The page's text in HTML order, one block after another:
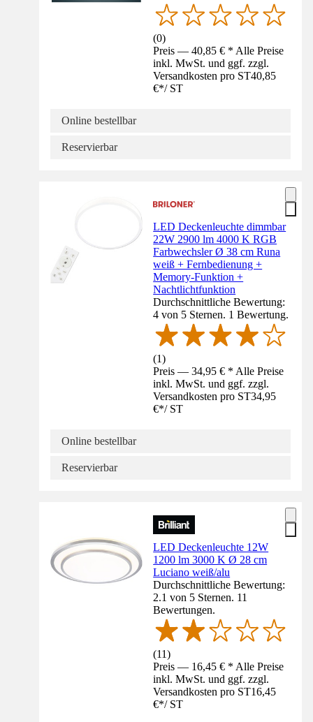
(0)
Preis — 40,85 € * Alle Preise
inkl. MwSt. und ggf. zzgl.
Versandkosten pro ST40,85
€*/ ST
Online bestellbar
Reservierbar
LED Deckenleuchte dimmbar
22W 2900 lm 4000 K RGB
Farbwechsler Ø 38 cm Runa
weiß + Fernbedienung +
Memory-Funktion +
Nachtlichtfunktion
Durchschnittliche Bewertung:
4 von 5 Sternen. 1 Bewertung.
(1)
Preis — 34,95 € * Alle Preise
inkl. MwSt. und ggf. zzgl.
Versandkosten pro ST34,95
€*/ ST
Online bestellbar
Reservierbar
LED Deckenleuchte 12W
1200 lm 3000 K Ø 28 cm
Luciano weiß/alu
Durchschnittliche Bewertung:
2.1 von 5 Sternen. 11
Bewertungen.
(11)
Preis — 16,45 € * Alle Preise
inkl. MwSt. und ggf. zzgl.
Versandkosten pro ST16,45
€*/ ST